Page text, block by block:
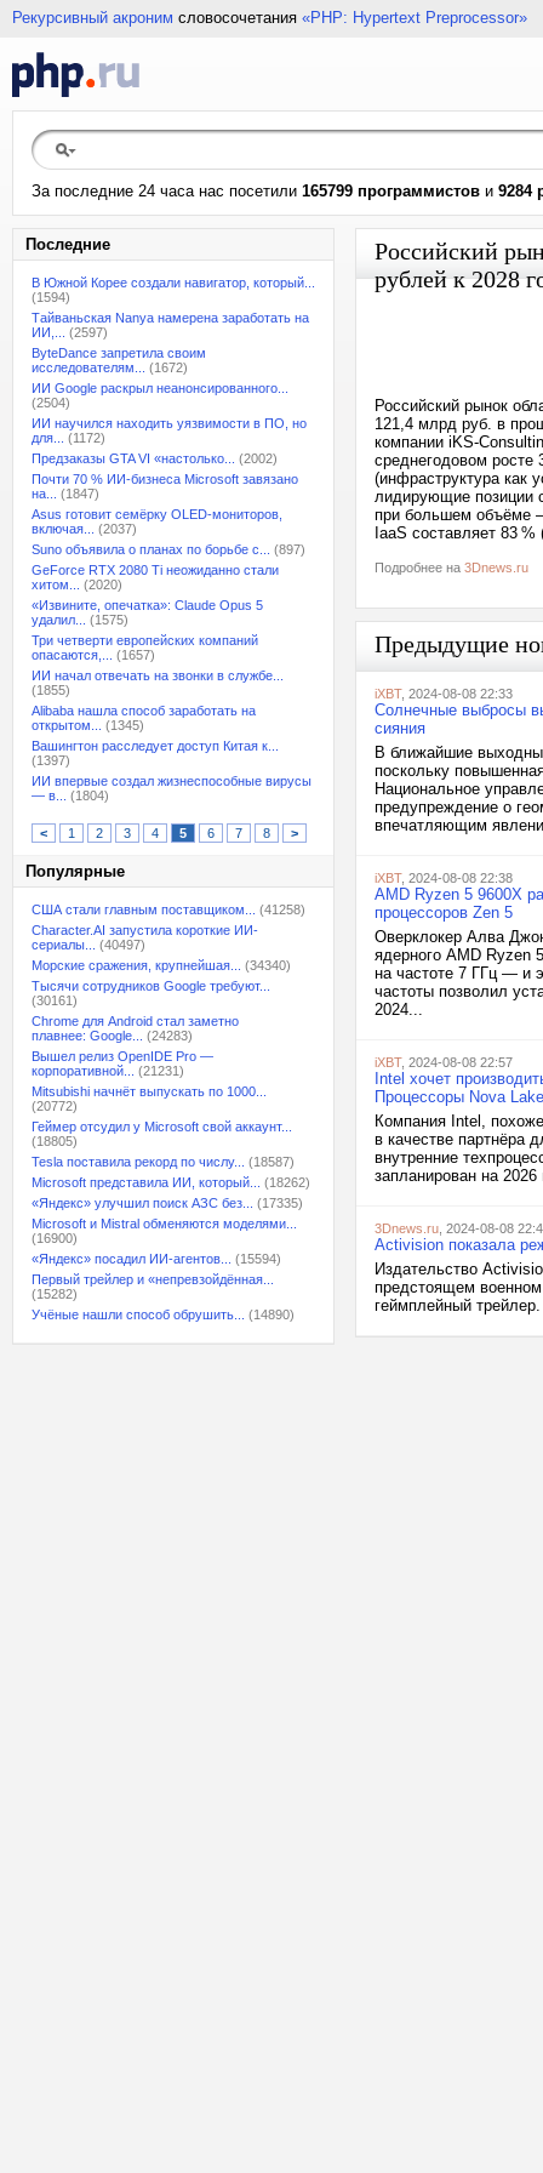
Рекурсивный акроним словосочетания «PHP: Hypertext Preprocessor»
За последние 24 часа нас посетили 165799 программистов и 9284
Последние
В Южной Корее создали навигатор, который...
(1594)
Тайваньская Nanya намерена заработать на
ИИ,...
(2597)
ByteDance запретила своим
исследователям...
(1672)
ИИ Google раскрыл неанонсированного...
(2504)
ИИ научился находить уязвимости в ПО, но
для...
(1172)
Предзаказы GTA VI «настолько...
(2002)
Почти 70 % ИИ-бизнеса Microsoft завязано
на...
(1847)
Asus готовит семёрку OLED-мониторов,
включая...
(2037)
Suno объявила о планах по борьбе с...
(897)
GeForce RTX 2080 Ti неожиданно стали
хитом...
(2020)
«Извините, опечатка»: Claude Opus 5
удалил...
(1575)
Три четверти европейских компаний
опасаются,...
(1657)
ИИ начал отвечать на звонки в службе...
(1855)
Alibaba нашла способ заработать на
открытом...
(1345)
Вашингтон расследует доступ Китая к...
(1397)
ИИ впервые создал жизнеспособные вирусы
— в...
(1804)
< 1 2 3 4 5 6 7 8 >
Популярные
США стали главным поставщиком...
(41258)
Character.AI запустила короткие ИИ-
сериалы...
(40497)
Морские сражения, крупнейшая...
(34340)
Тысячи сотрудников Google требуют...
(30161)
Chrome для Android стал заметно
плавнее: Google...
(24283)
Вышел релиз OpenIDE Pro —
корпоративной...
(21231)
Mitsubishi начнёт выпускать по 1000...
(20772)
Геймер отсудил у Microsoft свой аккаунт...
(18805)
Tesla поставила рекорд по числу...
(18587)
Microsoft представила ИИ, который...
(18262)
«Яндекс» улучшил поиск АЗС без...
(17335)
Microsoft и Mistral обменяются моделями...
(16900)
«Яндекс» посадил ИИ-агентов...
(15594)
Первый трейлер и «непревзойдённая...
(15282)
Учёные нашли способ обрушить...
(14890)
Российский
рублей к 2028
Российский рынок
121,4 млрд руб. в
компании iKS-
среднегодовом росте
(инфраструктура как
лидирующие позиции
при большем объёме
IaaS составляет 83
Подробнее на 3Dnews.ru
Предыдущие
iXBT, 2024-08-08 22:33
Солнечные выбросы
сияния
В ближайшие
поскольку
Национальное
предупреждение о
впечатляющим
iXBT, 2024-08-08 22:38
AMD Ryzen 5 9600X
процессоров Zen 5
Оверклокер Алва
ядерного AMD Ryzen
на частоте 7 ГГц — и
частоты позволил
2024...
iXBT, 2024-08-08 22:57
Intel хочет
Процессоры Nova
Компания Intel,
в качестве партнёра
внутренние
запланирован на
3Dnews.ru , 2024-08-08
Activision показала
Издательство
предстоящем
геймплейный